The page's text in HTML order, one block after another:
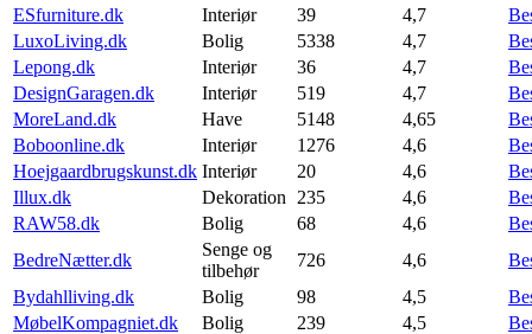
ESfurniture.dk
Interiør 39 4,7
LuxoLiving.dk
Bolig 5338 4,7
Lepong.dk
Interiør 36 4,7
DesignGaragen.dk
Interiør 519 4,7
MoreLand.dk
Have 5148 4,65
Boboonline.dk
Interiør 1276 4,6
Hoejgaardbrugskunst.dk Interiør 20 4,6
Illux.dk
Dekoration 235 4,6
RAW58.dk
Bolig 68 4,6
BedreNætter.dk
Senge og
tilbehør
726 4,6
Bydahlliving.dk
Bolig 98 4,5
MøbelKompagniet.dk
Bolig 239 4,5